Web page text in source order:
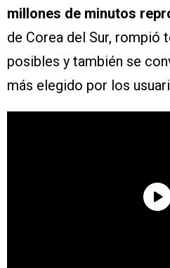
millones de minutos
de Corea del Sur, rompió
posibles y también se
más elegido por los